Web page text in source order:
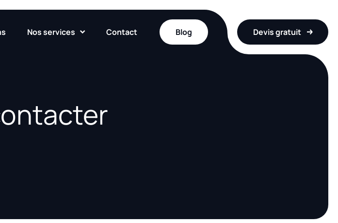
Nos services Contact Blog Devis gratuit